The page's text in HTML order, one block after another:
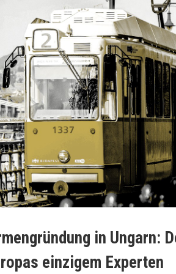
in Ungarn:
einzigem Experten
Industrielle Warum